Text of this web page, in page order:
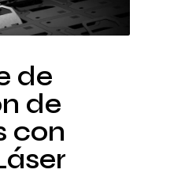
de
de
con